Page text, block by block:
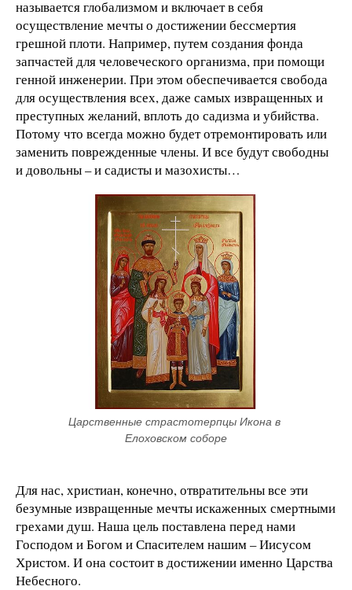
называется глобализмом и включает в себя
осуществление мечты о достижении бессмертия
грешной плоти. Например, путем создания фонда
запчастей для человеческого организма, при помощи
генной инженерии. При этом обеспечивается свобода
для осуществления всех, даже самых извращенных и
преступных желаний, вплоть до садизма и убийства.
Потому что всегда можно будет отремонтировать или
заменить поврежденные члены. И все будут свободны
и довольны – и садисты и мазохисты…
Царственные страстотерпцы Икона в
Елоховском соборе
Для нас, христиан, конечно, отвратительны все эти
безумные извращенные мечты искаженных смертными
грехами душ. Наша цель поставлена перед нами
Господом и Богом и Спасителем нашим – Иисусом
Христом. И она состоит в достижении именно Царства
Небесного.